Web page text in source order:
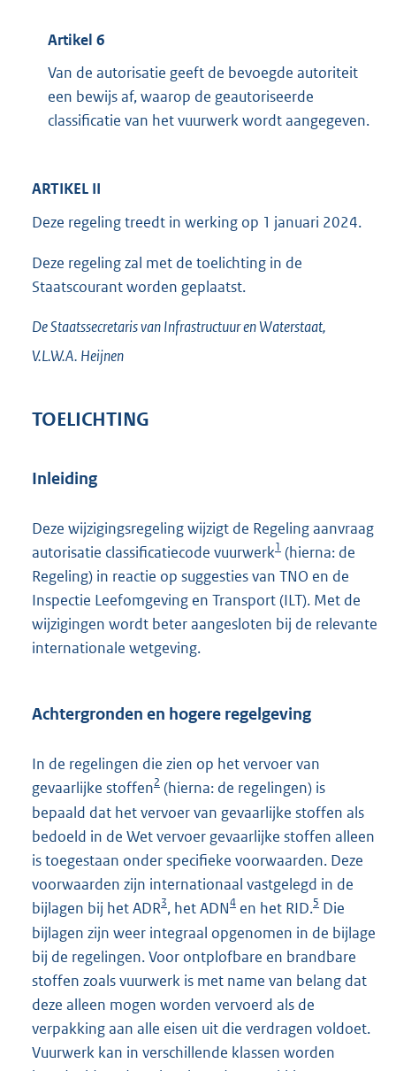
Artikel 6
Van de autorisatie geeft de bevoegde autoriteit
een bewijs af, waarop de geautoriseerde
classificatie van het vuurwerk wordt aangegeven.
ARTIKEL II
Deze regeling treedt in werking op 1 januari 2024.
Deze regeling zal met de toelichting in de
Staatscourant worden geplaatst.
De Staatssecretaris van Infrastructuur en Waterstaat,
V.L.W.A. Heijnen
TOELICHTING
Inleiding
Deze wijzigingsregeling wijzigt de Regeling aanvraag
autorisatie classificatiecode vuurwerk1 (hierna: de
Regeling) in reactie op suggesties van TNO en de
Inspectie Leefomgeving en Transport (ILT). Met de
wijzigingen wordt beter aangesloten bij de relevante
internationale wetgeving.
Achtergronden en hogere regelgeving
In de regelingen die zien op het vervoer van
gevaarlijke stoffen2 (hierna: de regelingen) is
bepaald dat het vervoer van gevaarlijke stoffen als
bedoeld in de Wet vervoer gevaarlijke stoffen alleen
is toegestaan onder specifieke voorwaarden. Deze
voorwaarden zijn internationaal vastgelegd in de
bijlagen bij het ADR3, het ADN4 en het RID.5 Die
bijlagen zijn weer integraal opgenomen in de bijlage
bij de regelingen. Voor ontplofbare en brandbare
stoffen zoals vuurwerk is met name van belang dat
deze alleen mogen worden vervoerd als de
verpakking aan alle eisen uit die verdragen voldoet.
Vuurwerk kan in verschillende klassen worden